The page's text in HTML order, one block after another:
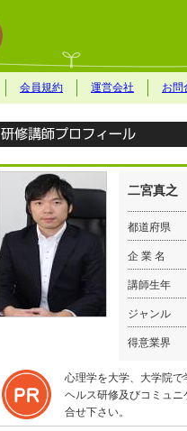
会員規約 運営会社 お問
二宮真之
都道府県
企 業 名
講師生年
ジャンル
得意業界
心理学を大学、大学院
ヘルス研修及びコミュ
合せ下さい。